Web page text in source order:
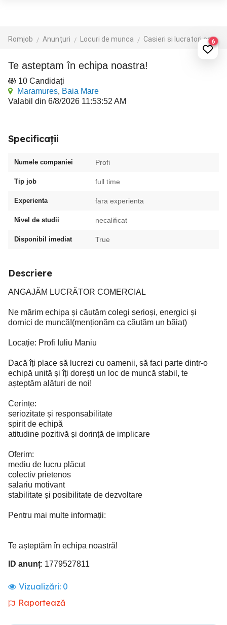
Romjob Anunțuri Locuri de munca Casieri si lucratori comerciali6
Te asteptam în echipa noastra!
10 Candidați
Maramures, Baia Mare
Valabil din 6/8/2026 11:53:52 AM
Specificații
Numele companiei Profi
Tip job full time
Experienta fara experienta
Nivel de studii necalificat
Disponibil imediat True
Descriere
ANGAJĂM LUCRĂTOR COMERCIAL
Ne mărim echipa și căutăm colegi serioși, energici și
dornici de muncă!(menționăm ca căutăm un băiat)
Locație: Profi Iuliu Maniu
Dacă îți place să lucrezi cu oamenii, să faci parte dintr-o
echipă unită și îți dorești un loc de muncă stabil, te
așteptăm alături de noi!
Cerințe:
seriozitate și responsabilitate
spirit de echipă
atitudine pozitivă și dorință de implicare
Oferim:
mediu de lucru plăcut
colectiv prietenos
salariu motivant
stabilitate și posibilitate de dezvoltare
Pentru mai multe informații:
Te așteptăm în echipa noastră!
ID anunț: 1779527811
Vizualizări: 0
Raportează